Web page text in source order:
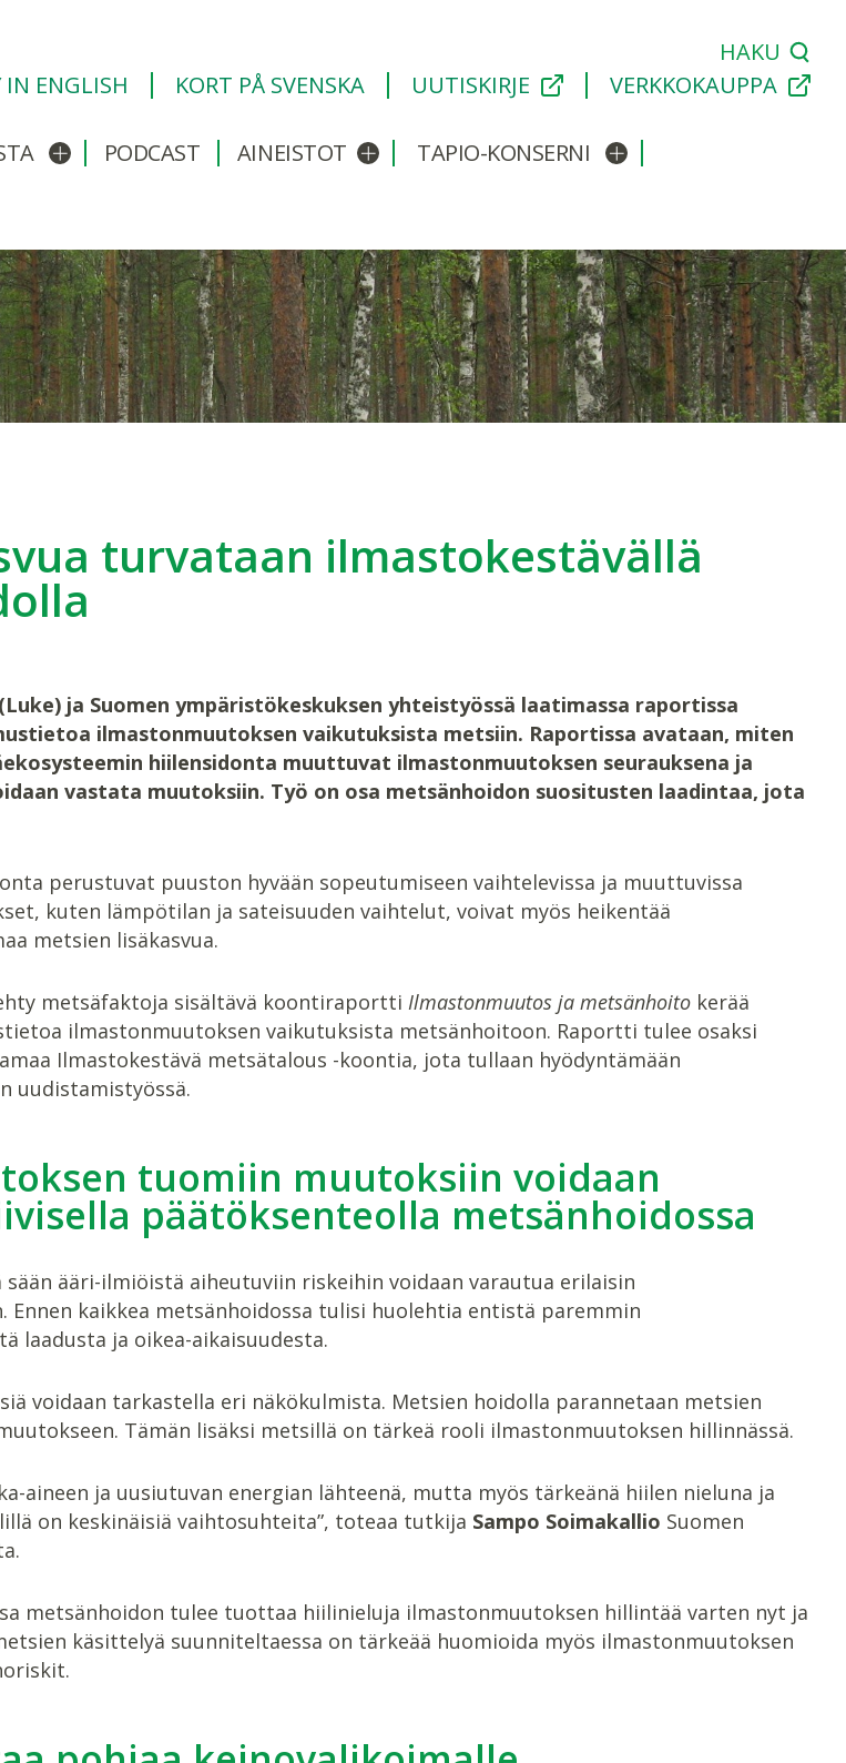
HAKU
IN ENGLISH
KORT PÅ SVENSKA UUTISKIRJE VERKKOKAUPPA
Avaa/sulje alavalikko
PODCAST AINEISTOT Avaa/sulje alavalikko
TAPIO-KONSERNI Avaa/sulje alavalikko
turvataan ilmastokestävällä
ja Suomen ympäristökeskuksen yhteistyössä laatimassa raportissa
ilmastonmuutoksen vaikutuksista metsiin. Raportissa avataan, miten
hiilensidonta muuttuvat ilmastonmuutoksen seurauksena ja
vastata muutoksiin. Työ on osa metsänhoidon suositusten laadintaa, jota
perustuvat puuston hyvään sopeutumiseen vaihtelevissa ja muuttuvissa
kuten lämpötilan ja sateisuuden vaihtelut, voivat myös heikentää
metsien lisäkasvua.
metsäfaktoja sisältävä koontiraportti Ilmastonmuutos ja metsänhoitokerää
ilmastonmuutoksen vaikutuksista metsänhoitoon. Raportti tulee osaksi
Ilmastokestävä metsätalous -koontia, jota tullaan hyödyntämään
uudistamistyössä.
tuomiin muutoksiin voidaan
päätöksenteolla metsänhoidossa
ääri-ilmiöistä aiheutuviin riskeihin voidaan varautua erilaisin
kaikkea metsänhoidossa tulisi huolehtia entistä paremmin
laadusta ja oikea-aikaisuudesta.
voidaan tarkastella eri näkökulmista. Metsien hoidolla parannetaan metsien
Tämän lisäksi metsillä on tärkeä rooli ilmastonmuutoksen hillinnässä.
aineen ja uusiutuvan energian lähteenä, mutta myös tärkeänä hiilen nieluna ja
on keskinäisiä vaihtosuhteita”, toteaa tutkija Sampo Soimakallio Suomen
metsänhoidon tulee tuottaa hiilinieluja ilmastonmuutoksen hillintää varten nyt ja
käsittelyä suunniteltaessa on tärkeää huomioida myös ilmastonmuutoksen